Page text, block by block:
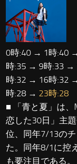
0時:40 → 1時:40
時:35 → 9時:33 →
時:32 → 16時:32
時:28 → 23時:28
■ 「青と夏」は、
恋した30日」主
位、同年7/13の
た。同年8/1に控
も要注目である。